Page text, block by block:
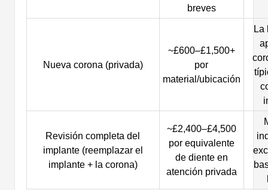
breves
Nueva corona (privada)
~£600–£1,500+
por
material/ubicación
La
Revisión completa del
implante (reemplazar el
implante + la corona)
~£2,400–£4,500
por equivalente
de diente en
atención privada